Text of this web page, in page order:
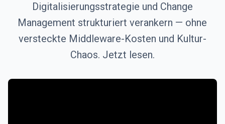
Digitalisierungsstrategie und Change
Management strukturiert verankern — ohne
versteckte Middleware-Kosten und Kultur-
Chaos. Jetzt lesen.